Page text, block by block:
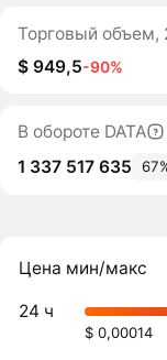
Торговый объем,
$ 949,5-90%
В обороте DATA
1 337 517 635
Цена мин/макс
24 ч
$ 0,00014